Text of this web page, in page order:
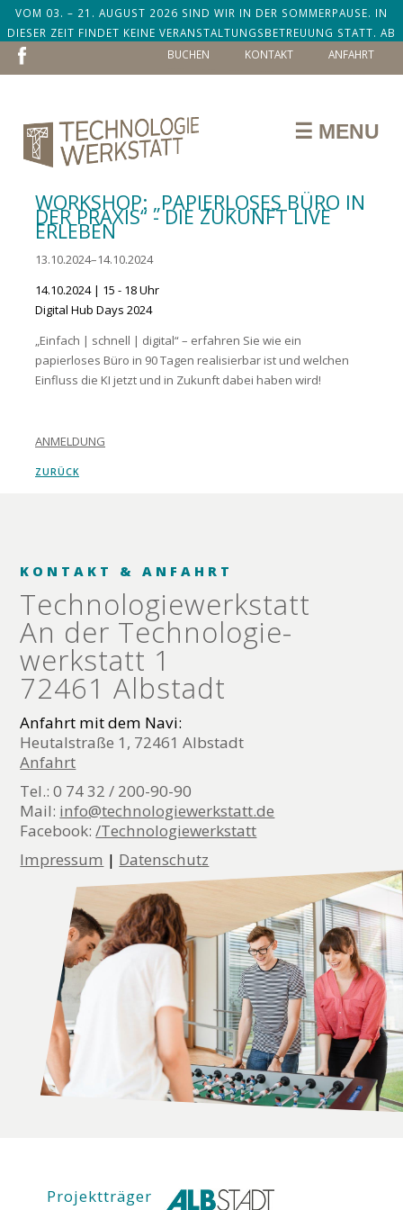
VOM 03. – 21. AUGUST 2026 SIND WIR IN DER SOMMERPAUSE. IN
DIESER ZEIT FINDET KEINE VERANSTALTUNGSBETREUUNG STATT. AB
DEM 24. AUGUST SIND WIR ZURÜCK!
NAVIGATION
ÜBERSPRINGEN
ANFAHRT
KONTAKT
BUCHEN
☰ MENU
WORKSHOP: „PAPIERLOSES BÜRO IN
DER PRAXIS“ - DIE ZUKUNFT LIVE
ERLEBEN
13.10.2024–14.10.2024
14.10.2024 | 15 - 18 Uhr
Digital Hub Days 2024
„Einfach | schnell | digital“ – erfahren Sie wie ein
papierloses Büro in 90 Tagen realisierbar ist und welchen
Einfluss die KI jetzt und in Zukunft dabei haben wird!
ANMELDUNG
ZURÜCK
KONTAKT & ANFAHRT
Technologie­werkstatt
An der Technologie­
werkstatt 1
72461 Albstadt
Anfahrt mit dem Navi:
Heutalstraße 1, 72461 Albstadt
Anfahrt
Tel.: 0 74 32 / 200-90-90
Mail: info@technologiewerkstatt.de
Facebook:/Technologiewerkstatt
Impressum | Datenschutz
Projektträger